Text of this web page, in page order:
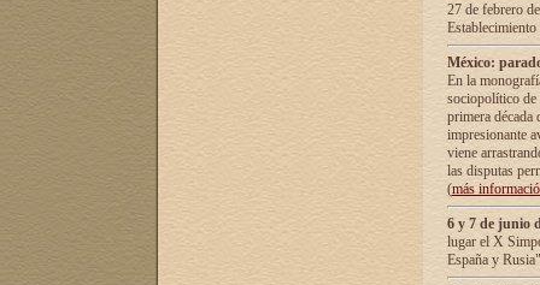
27 de febrero
México:
En la
sociopolítico de
primera década
impresionante
viene
las disputas
(más
6 y 7 de junio
lugar el X
España y